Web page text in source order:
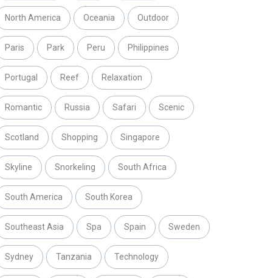
North America Oceania Outdoor
Paris Park Peru Philippines
Portugal Reef Relaxation
Romantic Russia Safari Scenic
Scotland Shopping Singapore
Skyline Snorkeling South Africa
South America South Korea
Southeast Asia Spa Spain Sweden
Sydney Tanzania Technology